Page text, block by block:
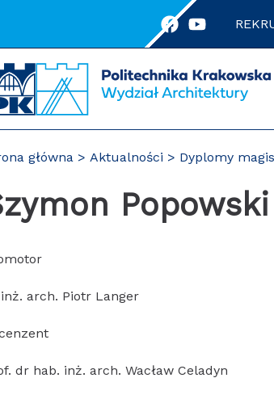
główna Aktualności Dyplomy
Szymon Popowski
arch. Piotr Langer
dr hab. inż. arch. Wacław Celadyn